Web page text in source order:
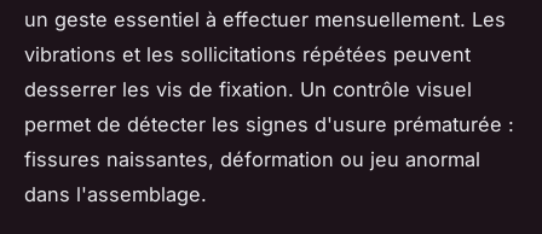
un geste essentiel à effectuer mensuellement. Les
vibrations et les sollicitations répétées peuvent
desserrer les vis de fixation. Un contrôle visuel
permet de détecter les signes d'usure prématurée :
fissures naissantes, déformation ou jeu anormal
dans l'assemblage.